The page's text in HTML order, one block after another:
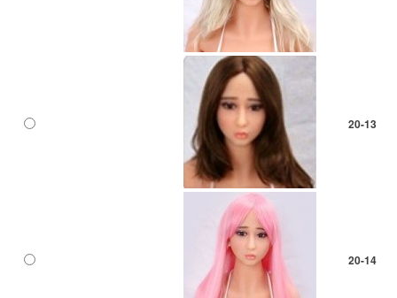
20-13
20-14